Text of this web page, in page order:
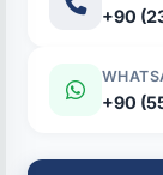
+90
+90